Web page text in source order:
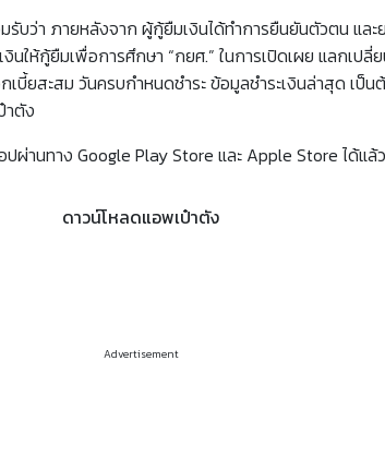
บว่า ภายหลังจาก ผู้กู้ยืมเงินได้ทำการยืนยันตัวตน และ
ให้กู้ยืมเพื่อการศึกษา “กยศ.” ในการเปิดเผย แลกเป
ยสะสม วันครบกำหนดชำระ ข้อมูลชำระเงินล่าสุด เป็น
าตัง
ผ่านทาง Google Play Store และ Apple Store ได้แ
ดาวน์โหลดแอพเป๋าตัง
Advertisement